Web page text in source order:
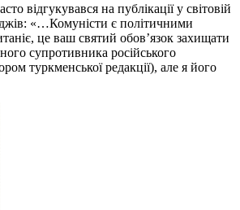
відгукувався на публікації у світовій
«…Комуністи є політичними
це ваш святий обов’язок захищати
супротивника російського
туркменської редакції), але я його